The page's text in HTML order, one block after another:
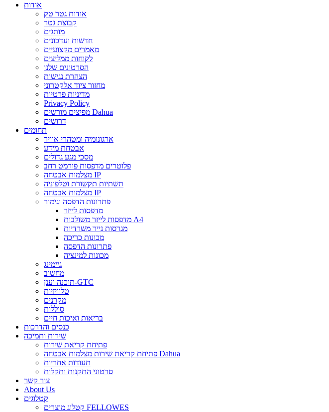
אודות
אודות גטר טק
קבוצת גטר
מותגים
חדשות ועדכונים
מאמרים מקצועיים
לקוחות ממליצים
הסרטונים שלנו
הצהרת נגישות
מחזור ציוד אלקטרוני
מדיניות פרטיות
Privacy Policy
מפיצים מורשים Dahua
דרושים
תחומים
ארגונומיה ומטהרי אוויר
אבטחת מידע
מסכי מגע גדולים
פלוטרים מדפסות פורמט רחב
מצלמות אבטחה IP
תשתיות תקשורת וטלפוניה
מצלמות אבטחה IP
פתרונות הדפסה וגימור
מדפסות לייזר
מדפסות לייזר משולבות A4
מגרסות נייר משרדיות
מכונות כריכה
פתרונות הדפסה
מכונות למינציה
גיימינג
מחשוב
תוכנה וענן-GTC
טלוויזיות
מקרנים
סוללות
בריאות ואיכות חיים
כנסים והדרכות
שירות ותמיכה
פתיחת קריאת שירות
פתיחת קריאת שירות מצלמות אבטחה Dahua
תעודות אחריות
סרטוני התקנות ותקלות
צור קשר
About Us
קטלוגים
קטלוג מוצרים FELLOWES